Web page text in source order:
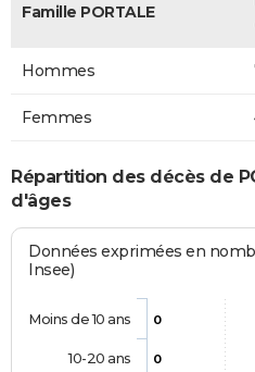
Famille PORTALE
Hommes
Femmes
Répartition des décès de
d'âges
Données exprimées en
Insee)
0
0
Moins de 10 ans
10-20 ans